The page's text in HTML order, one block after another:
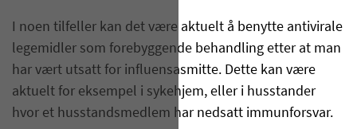
I noen tilfeller kan det være aktuelt å benytte antivirale
legemidler som forebyggende behandling etter at man
har vært utsatt for influensasmitte. Dette kan være
aktuelt for eksempel i sykehjem, eller i husstander
hvor et husstandsmedlem har nedsatt immunforsvar.